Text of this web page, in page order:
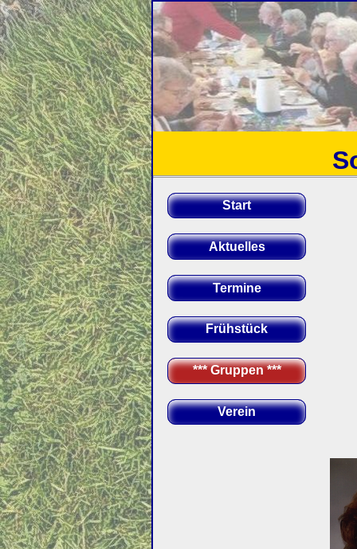
Start
Aktuelles
Termine
Frühstück
*** Gruppen ***
Verein